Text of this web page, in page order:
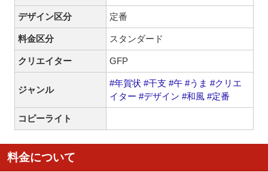
デザイン区分 定番
料金区分 スタンダード
クリエイター GFP
ジャンル
#年賀状 #干支 #午 #うま #クリエ
イター #デザイン #和風 #定番
コピーライト
料金について